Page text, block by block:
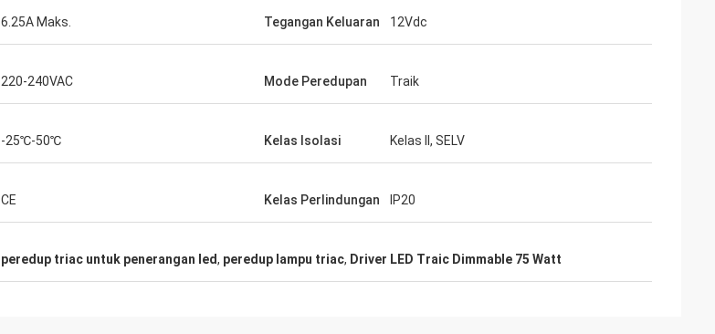
6.25A Maks. Tegangan Keluaran 12Vdc
220-240VAC Mode Peredupan Traik
-25℃-50℃ Kelas Isolasi Kelas II, SELV
CE Kelas Perlindungan IP20
peredup triac untuk penerangan led, peredup lampu triac, Driver LED Traic Dimmable 75 Watt